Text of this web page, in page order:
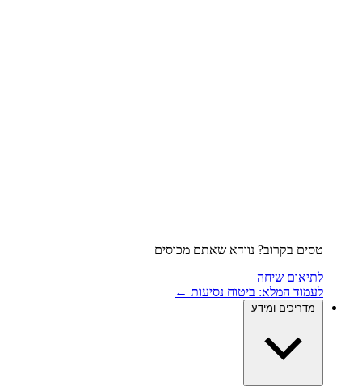
טסים בקרוב? נוודא שאתם מכוסים
לתיאום שיחה
לעמוד המלא: ביטוח נסיעות ←
מדריכים ומידע